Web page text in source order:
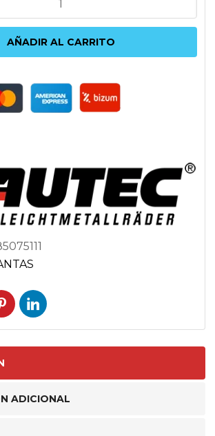
AÑADIR AL CARRITO
ADICIONAL